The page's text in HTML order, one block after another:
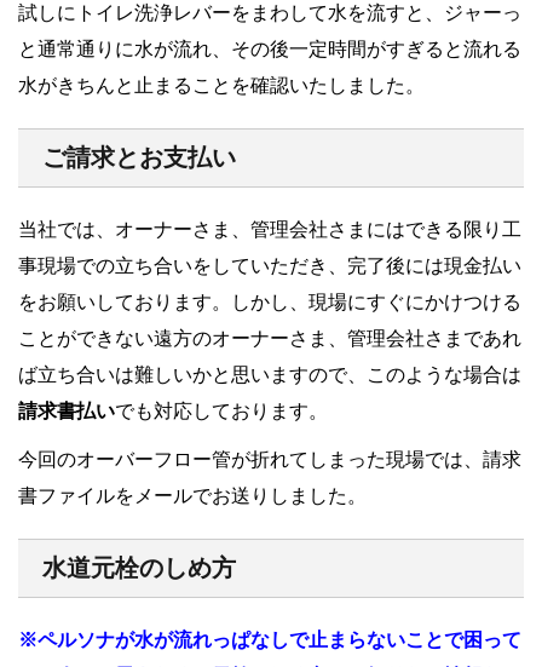
試しにトイレ洗浄レバーをまわして水を流すと、ジャーっ
と通常通りに水が流れ、その後一定時間がすぎると流れる
水がきちんと止まることを確認いたしました。
ご請求とお支払い
当社では、オーナーさま、管理会社さまにはできる限り工
事現場での立ち合いをしていただき、完了後には現金払い
をお願いしております。しかし、現場にすぐにかけつける
ことができない遠方のオーナーさま、管理会社さまであれ
ば立ち合いは難しいかと思いますので、このような場合は
請求書払いでも対応しております。
今回のオーバーフロー管が折れてしまった現場では、請求
書ファイルをメールでお送りしました。
水道元栓のしめ方
※ペルソナが水が流れっぱなしで止まらないことで困って